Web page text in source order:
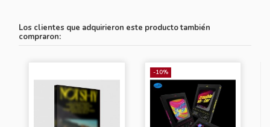
Los clientes que adquirieron este producto también
compraron:
-10%